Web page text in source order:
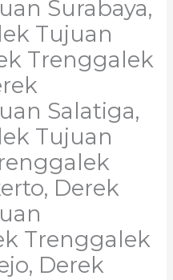
Surabaya,
Tujuan
Trenggalek
Salatiga,
Tujuan
Derek
Trenggalek
Derek